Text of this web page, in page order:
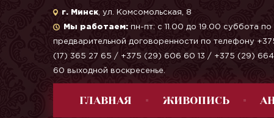
г. Минск , ул. Комсомольская, 8
Мы работаем: пн-пт: с 11.00 до 19.00 суббота по
предварительной договоренности по телефону
(17) 365 27 65 / +375 (29) 606 60 13 / +375 (29)
60 выходной воскресенье.
ГЛАВНАЯ ЖИВОПИСЬ